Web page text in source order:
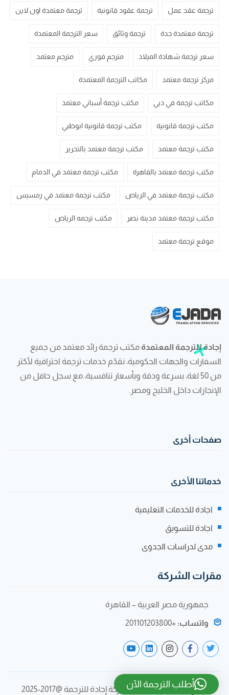
ترجمة عقد عمل ترجمة عقود قانونية ترجمة معتمدة اون لاين
ترجمة معتمدة جدة ترجمة وثائق سعر الترجمة المعتمدة
سعر ترجمة شهادة الميلاد مترجم فوري مترجم معتمد
مركز ترجمة معتمد مكاتب الترجمة المعتمدة
مكاتب ترجمة في دبي مكتب ترجمة أسباني معتمد
مكتب ترجمة قانونية مكتب ترجمة قانونية ابوظبي
مكتب ترجمة معتمد مكتب ترجمة معتمد بالتحرير
مكتب ترجمة معتمد بالقاهرة مكتب ترجمة معتمد في الدمام
مكتب ترجمة معتمد في الرياض مكتب ترجمة معتمد في رمسيس
مكتب ترجمة معتمد مدينة نصر مكتب ترجمه الرياض
موقع ترجمة معتمد
إجادة للترجمة المعتمدة مكتب ترجمة رائد معتمد من جميع
السفارات والجهات الحكومية، نقدّم خدمات ترجمة احترافية لأكثر
من 50 لغة، بسرعة ودقة وبأسعار تنافسية، مع سجل حافل من
الإنجازات داخل الخليج ومصر.
صفحات أخرى
خدماتنا الأخرى
اجادة للخدمات التعليمية
اجادة للتسويق
مدى لدراسات الجدوى
مقرات الشركة
جمهورية مصر العربية – القاهرة
واتساب: +201101203800
جميع الحقوق محفوظة لشركة إجادة للترجمة @2017-2025
أطلب الترجمة الآن